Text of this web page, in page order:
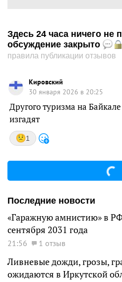
Здесь 24 часа ничего не
обсуждение закрыто
правила публикации отзывов
Кировский
30 января 2026 в 20:25
Другого туризма на
изгадят
1
Последние новости
«Гаражную амнистию» в
сентября 2031 года
21:56 1 отзыв
Ливневые дожди, грозы,
ожидаются в Иркутской